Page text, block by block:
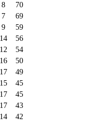
8
70
7
69
9
59
14
56
12
54
16
50
17
49
15
45
17
45
17
43
14
42